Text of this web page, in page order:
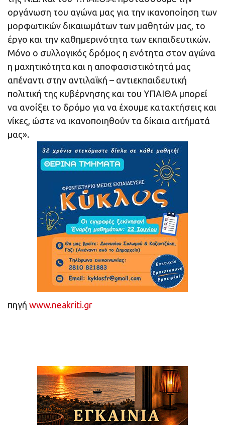
οργάνωση του αγώνα μας για την ικανοποίηση των
μορφωτικών δικαιωμάτων των μαθητών μας, το
έργο και την καθημερινότητα των εκπαιδευτικών.
Μόνο ο συλλογικός δρόμος η ενότητα στον αγώνα
η μαχητικότητα και η αποφασιστικότητά μας
απέναντι στην αντιλαϊκή – αντιεκπαιδευτική
πολιτική της κυβέρνησης και του ΥΠΑΙΘΑ μπορεί
να ανοίξει το δρόμο για να έχουμε κατακτήσεις και
νίκες, ώστε να ικανοποιηθούν τα δίκαια αιτήματά
μας».
πηγή www.neakriti.gr